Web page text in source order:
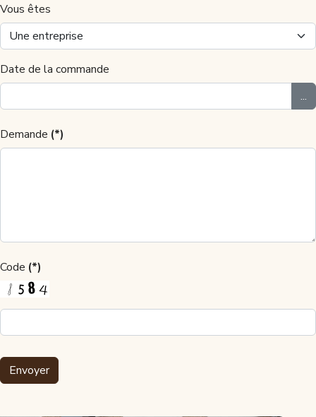
Vous êtes
Date de la commande
...
Demande (*)
Code (*)
Envoyer